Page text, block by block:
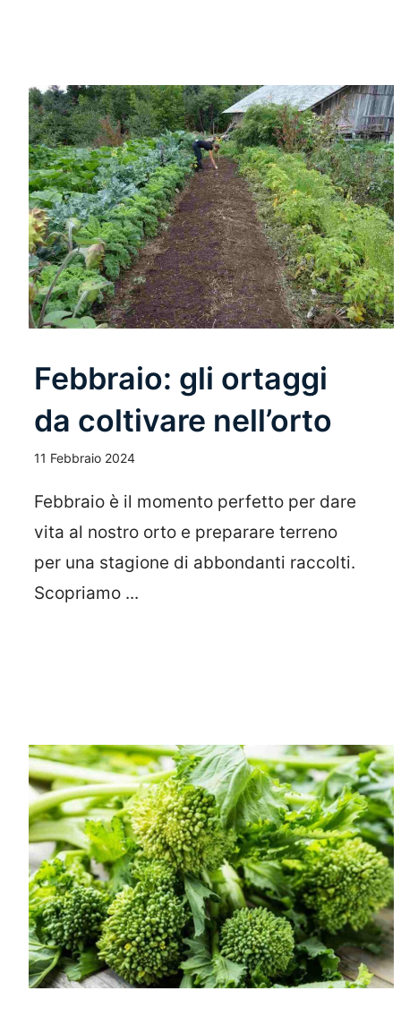
Febbraio: gli ortaggi
da coltivare nell’orto
11 Febbraio 2024
Febbraio è il momento perfetto per dare
vita al nostro orto e preparare terreno
per una stagione di abbondanti raccolti.
Scopriamo ...